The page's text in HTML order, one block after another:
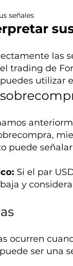
señales
las
trading de
utilizar
puede
Si el par
y
ocurren
ser una